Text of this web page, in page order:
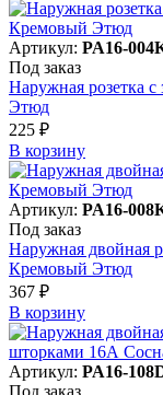
Артикул: PA16-
Под заказ
Наружная розетка
Этюд
225 ₽
В корзинy
Артикул: PA16-
Под заказ
Наружная двойная
Кремовый Этюд
367 ₽
В корзинy
Артикул: PA16-